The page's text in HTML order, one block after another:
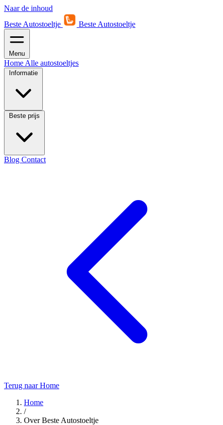
Naar de inhoud
Beste Autostoeltje
Beste Autostoeltje
Menu
Home Alle autostoeltjes
Informatie
Beste prijs
Blog Contact
Terug naar Home
Home
/
Over Beste Autostoeltje